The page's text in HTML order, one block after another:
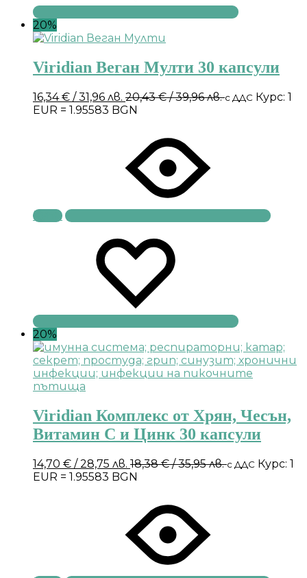
20%
Viridian Веган Мулти 30 капсули
16,34€ / 31,96 лв. 20,43€/ 39,96 лв.с ДДС Курс: 1
EUR = 1.95583 BGN
Купи
20%
Viridian Комплекс от Хрян, Чесън,
Витамин С и Цинк 30 капсули
14,70 € / 28,75 лв. 18,38€/ 35,95 лв.с ДДС Курс: 1
EUR = 1.95583 BGN